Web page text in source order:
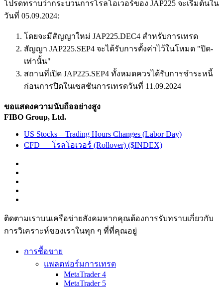
โปรดทราบว่ากระบวนการโรลโอเวอร์ของ JAP225 จะเริ่มต้นใน
วันที่ 05.09.2024:
โดยจะมีสัญญาใหม่ JAP225.DEC4 สำหรับการเทรด
สัญญา JAP225.SEP4 จะได้รับการตั้งค่าไว้ในโหมด "ปิด-
เท่านั้น"
สถานที่เปิด JAP225.SEP4 ทั้งหมดควรได้รับการชำระหนี้
ก่อนการปิดในเซสชันการเทรดวันที่ 11.09.2024
ขอแสดงความนับถืออย่างสูง
FIBO Group, Ltd.
US Stocks – Trading Hours Changes (Labor Day)
CFD — โรลโอเวอร์ (Rollover) ($INDEX)
ติดตามเราบนเครือข่ายสังคมหากคุณต้องการรับทราบเกี่ยวกับ
การวิเ­คราะห์ของเราในทุก ๆ ที่ที่คุณอยู่
การซื้อขาย
แพลตฟอร์มการเทรด
MetaTrader 4
MetaTrader 5